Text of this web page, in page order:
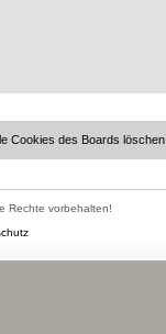
Cookies des Boards löschen
Rechte vorbehalten!